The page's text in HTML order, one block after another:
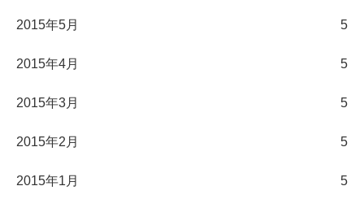
2015年5月 5
2015年4月 5
2015年3月 5
2015年2月 5
2015年1月 5